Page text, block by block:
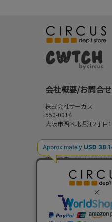
会社概要/お問合
株式会社サーカス
550-0014
大阪市西区北堀江2丁
お問合せ先
⇒FAQ/お問合せフォーム
電話番号：06-6538-
営業時間：10:00-17:00
定休日：日曜・祝日